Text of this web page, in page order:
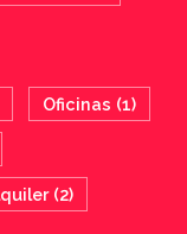
Oficinas (1)
(2)